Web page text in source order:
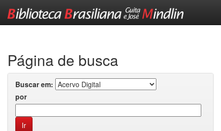
Página de busca
Buscar em:
por